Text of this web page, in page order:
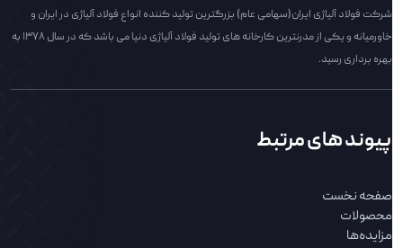
شرکت فولاد آلیاژی ایران(سهامی عام) بزرگترین تولید کننده انواع فولاد آلیاژی در ایران و
خاورمیانه و یکی از مدرنترین کارخانه های تولید فولاد آلیاژی دنیا می باشد که در سال 1378 به
بهره برداری رسید.
پیوند های مرتبط
صفحه نخست
محصولات
مزایده‌ها